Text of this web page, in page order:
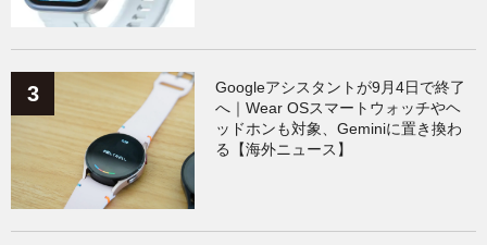
Googleアシスタントが9月4日で終了
へ｜Wear OSスマートウォッチやヘ
ッドホンも対象、Geminiに置き換わ
る【海外ニュース】